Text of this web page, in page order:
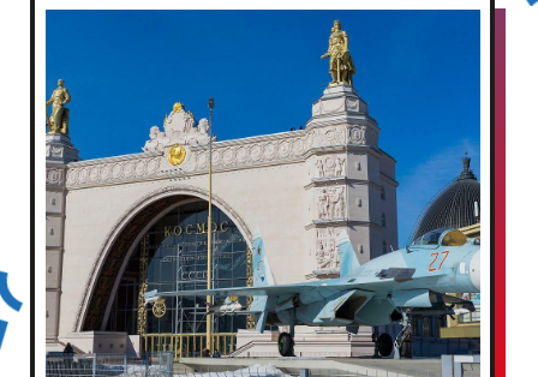
«Робостанция» – это уникальный
музей роботов, который является
одним из лучших мест для посещения
с ребенком на ВДНХ. Здесь дети
могут раскрыть свой потенциал и